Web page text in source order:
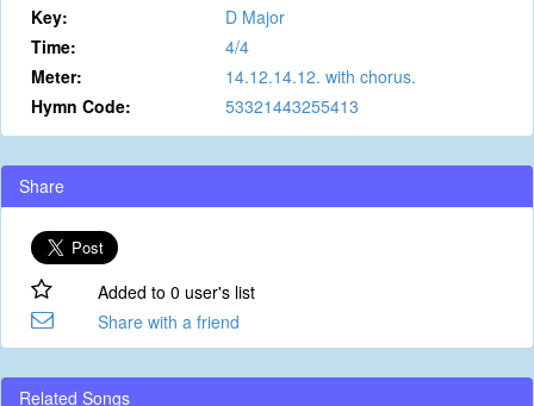
Key:
D Major
Time:
4/4
Meter:
14.12.14.12. with chorus.
Hymn Code:
53321443255413
Share
Added to 0 user's list
Share with a friend
Related Songs